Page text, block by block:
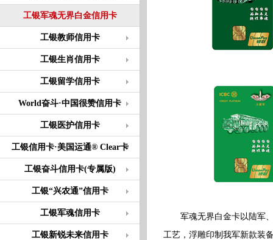
工银军魂无界白金信用卡
工银教师信用卡
工银生肖信用卡
工银留学信用卡
World奋斗·中国很赞信用卡
工银医护信用卡
工银信用卡·美国运通® Clear卡
工银奋斗信用卡(专属版)
工银“兴农通”信用卡
工银军魂信用卡
工银新锐未来信用卡
军魂无界白金卡以陆军、
工艺，浮雕印制我军新款装